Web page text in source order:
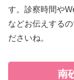
す。診察時間や
などお伝えする
ださいね。
南